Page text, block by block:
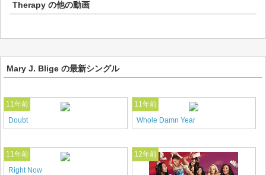
Therapy の他の動画
Mary J. Blige の最新シングル
11年前
Doubt
11年前
Whole Damn Year
11年前
Right Now
12年前